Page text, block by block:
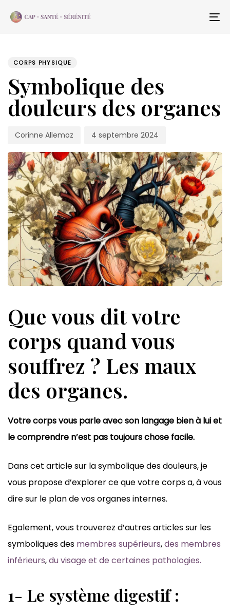
links to
CORPS PHYSIQUE
Symbolique des
douleurs des organes
Corinne Allemoz 4 septembre 2024
Que vous dit votre
corps quand vous
souffrez ? Les maux
des organes.
Votre corps vous parle avec son langage bien à lui et
le comprendre n’est pas toujours chose facile.
Dans cet article sur la symbolique des douleurs, je
vous propose d’explorer ce que votre corps a, à vous
dire sur le plan de vos organes internes.
Egalement, vous trouverez d’autres articles sur les
symboliques des membres supérieurs,des membres
inférieurs,du visage et de certaines pathologies.
1- Le système digestif :